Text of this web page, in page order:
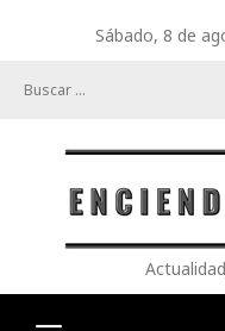
Sábado, 8 de